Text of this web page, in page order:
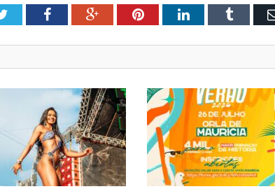
TwitterFacebookGoogle+PinterestLinkedInTumblr